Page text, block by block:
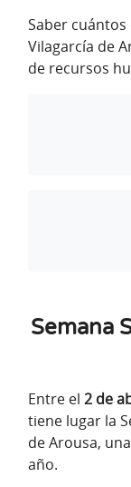
Saber
Vilagarcía de
de recursos
Semana
Entre el 2 de
tiene lugar la
de Arousa,
año.